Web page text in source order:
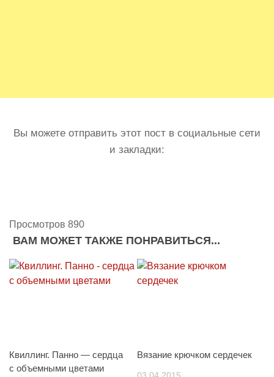
Вы можете отправить этот пост в социальные сети
и закладки:
Просмотров 890
ВАМ МОЖЕТ ТАКЖЕ ПОНРАВИТЬСЯ...
Квиллинг. Панно — сердца
с объемными цветами
Вязание крючком сердечек
03.04.2015